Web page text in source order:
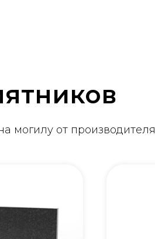
могилу от производителя